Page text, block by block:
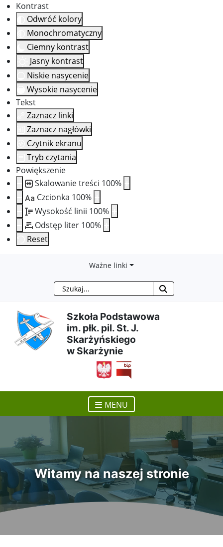
Kontrast
Odwróć kolory
Monochromatyczny
Ciemny kontrast
Jasny kontrast
Niskie nasycenie
Wysokie nasycenie
Tekst
Zaznacz linki
Zaznacz nagłówki
Czytnik ekranu
Tryb czytania
Powiększenie
Skalowanie treści 100%
Aa Czcionka 100%
Wysokość linii 100%
Odstęp liter 100%
Reset
treści
głównej
menu
nawigacyjnego
wyszukiwarki
mapy
strony
Ważne linki
Szukaj
Szkoła Podstawowa
im. płk. pil. St. J.
Skarżyńskiego
w Skarżynie
otwiera się w nowym
MENU
Witamy na naszej stronie